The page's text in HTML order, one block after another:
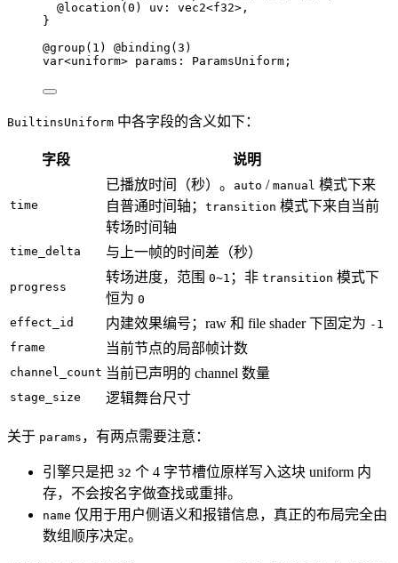
@location( 0 ) uv : vec2<f32>,
}
@group( 1 ) @binding( 3 )
var<uniform> params : ParamsUniform;
BuiltinsUniform 中各字段的含义如下：
字段 说明
time
已播放时间（秒）。 auto / manual 模式下来
自普通时间轴； transition 模式下来自当前
转场时间轴
time_delta 与上一帧的时间差（秒）
progress
转场进度，范围 0~1 ；非 transition 模式下
恒为 0
effect_id
内建效果编号；raw 和 file shader 下固定为 -1
frame
当前节点的局部帧计数
channel_count 当前已声明的 channel 数量
stage_size 逻辑舞台尺寸
关于 params ，有两点需要注意：
引擎只是把 32 个 4 字节槽位原样写入这块 uniform 内
存，不会按名字做查找或重排。
name 仅用于用户侧语义和报错信息，真正的布局完全由
数组顺序决定。